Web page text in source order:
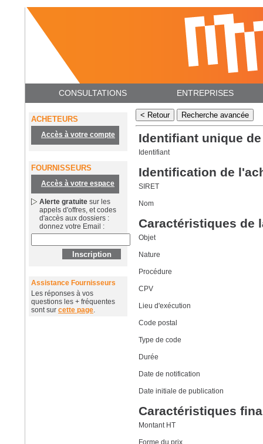
CONSULTATIONS ENTREPRISES
ACHETEURS
Accès à votre compte
FOURNISSEURS
Accès à votre espace
Alerte gratuite sur les
appels d'offres, et codes
d'accès aux dossiers :
donnez votre Email :
Assistance Fournisseurs
Les réponses à vos
questions les + fréquentes
sont sur cette page.
Identifiant unique
Identifiant
Identification de
SIRET
Nom
Caractéristiques de
Objet
Nature
Procédure
CPV
Lieu d'exécution
Code postal
Type de code
Durée
Date de notification
Date initiale de publication
Caractéristiques
Montant HT
Forme du prix